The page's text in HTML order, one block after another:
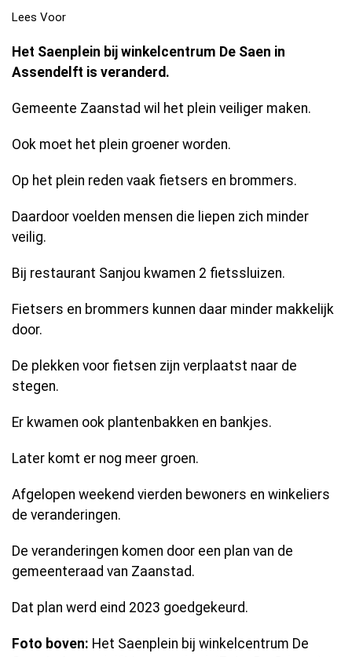
Lees Voor
Het Saenplein bij winkelcentrum De Saen in
Assendelft is veranderd.
Gemeente Zaanstad wil het plein veiliger maken.
Ook moet het plein groener worden.
Op het plein reden vaak fietsers en brommers.
Daardoor voelden mensen die liepen zich minder
veilig.
Bij restaurant Sanjou kwamen 2 fietssluizen.
Fietsers en brommers kunnen daar minder makkelijk
door.
De plekken voor fietsen zijn verplaatst naar de
stegen.
Er kwamen ook plantenbakken en bankjes.
Later komt er nog meer groen.
Afgelopen weekend vierden bewoners en winkeliers
de veranderingen.
De veranderingen komen door een plan van de
gemeenteraad van Zaanstad.
Dat plan werd eind 2023 goedgekeurd.
Foto boven: Het Saenplein bij winkelcentrum De